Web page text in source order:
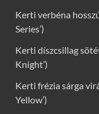
Kerti verbéna
Series’)
Kerti díszcsillag
Knight’)
Kerti frézia sárga
Yellow’)